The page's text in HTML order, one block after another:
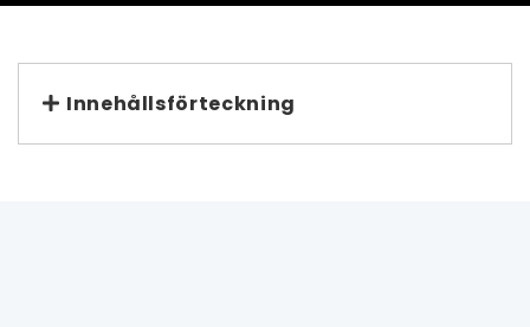
Innehållsförteckning